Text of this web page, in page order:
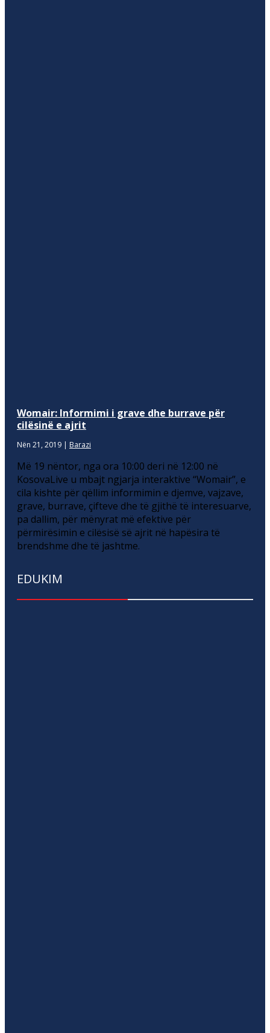
Womair: Informimi i grave dhe burrave për
cilësinë e ajrit
Nën 21, 2019 | Barazi
Më 19 nëntor, nga ora 10:00 deri në 12:00 në
KosovaLive u mbajt ngjarja interaktive “Womair”, e
cila kishte për qëllim informimin e djemve, vajzave,
grave, burrave, çifteve dhe të gjithë të interesuarve,
pa dallim, për mënyrat më efektive për
përmirësimin e cilësisë së ajrit në hapësira të
brendshme dhe të jashtme.
EDUKIM